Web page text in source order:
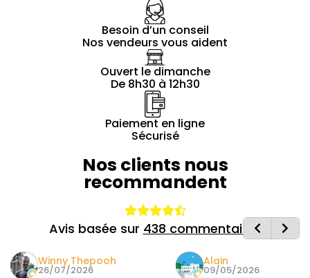
Besoin d’un conseil
Nos vendeurs vous aident
Ouvert le dimanche
De 8h30 à 12h30
Paiement en ligne
Sécurisé
Nos clients nous
recommandent
Avis basée sur 438 commentaires
Winny Thepooh
26/07/2026
Alain
09/05/2026